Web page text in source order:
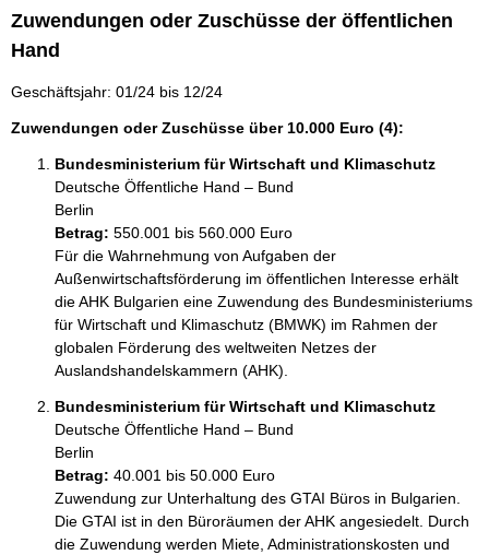
Zuwendungen oder Zuschüsse der öffentlichen
Hand
Geschäftsjahr: 01/24 bis 12/24
Zuwendungen oder Zuschüsse über 10.000 Euro (4):
Bundesministerium für Wirtschaft und Klimaschutz
Deutsche Öffentliche Hand – Bund
Berlin
Betrag: 550.001 bis 560.000 Euro
Für die Wahrnehmung von Aufgaben der
Außenwirtschaftsförderung im öffentlichen Interesse erhält
die AHK Bulgarien eine Zuwendung des Bundesministeriums
für Wirtschaft und Klimaschutz (BMWK) im Rahmen der
globalen Förderung des weltweiten Netzes der
Auslandshandelskammern (AHK).
Bundesministerium für Wirtschaft und Klimaschutz
Deutsche Öffentliche Hand – Bund
Berlin
Betrag: 40.001 bis 50.000 Euro
Zuwendung zur Unterhaltung des GTAI Büros in Bulgarien.
Die GTAI ist in den Büroräumen der AHK angesiedelt. Durch
die Zuwendung werden Miete, Administrationskosten und